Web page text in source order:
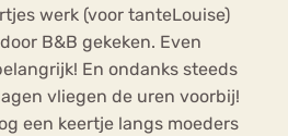
werk (voor tanteLouise)
B&B gekeken. Even
En ondanks steeds
vliegen de uren voorbij!
een keertje langs moeders